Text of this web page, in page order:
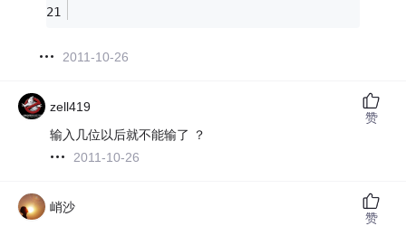
2011-10-26
zell419
输入几位以后就不能输了 ？
2011-10-26
赞
峭沙
赞